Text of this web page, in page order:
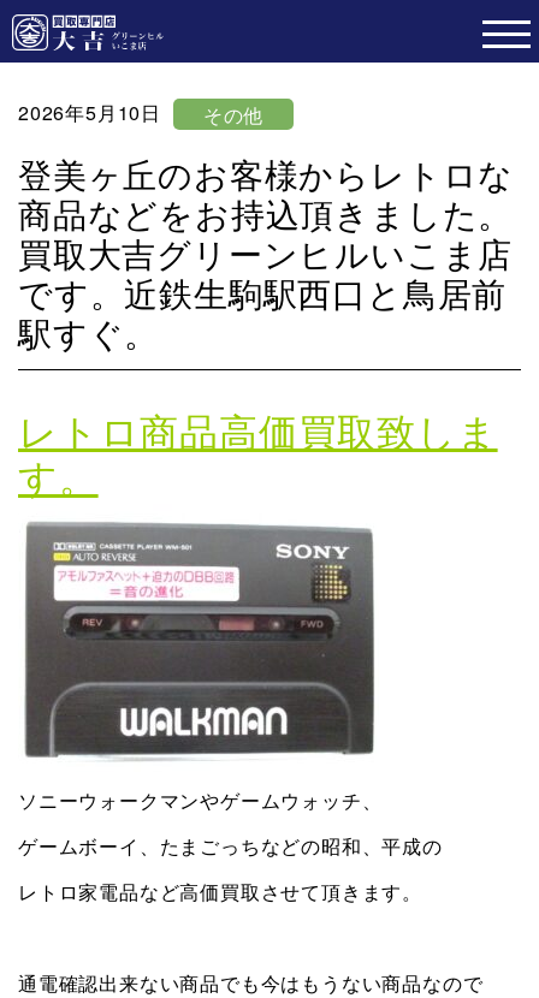
2026年5月10日 その他
登美ヶ丘のお客様からレトロな
商品などをお持込頂きました。
買取大吉グリーンヒルいこま店
です。近鉄生駒駅西口と鳥居前
駅すぐ。
レトロ商品高価買取致しま
す。
ソニーウォークマンやゲームウォッチ、
ゲームボーイ、たまごっちなどの昭和、平成の
レトロ家電品など高価買取させて頂きます。
通電確認出来ない商品でも今はもうない商品なので